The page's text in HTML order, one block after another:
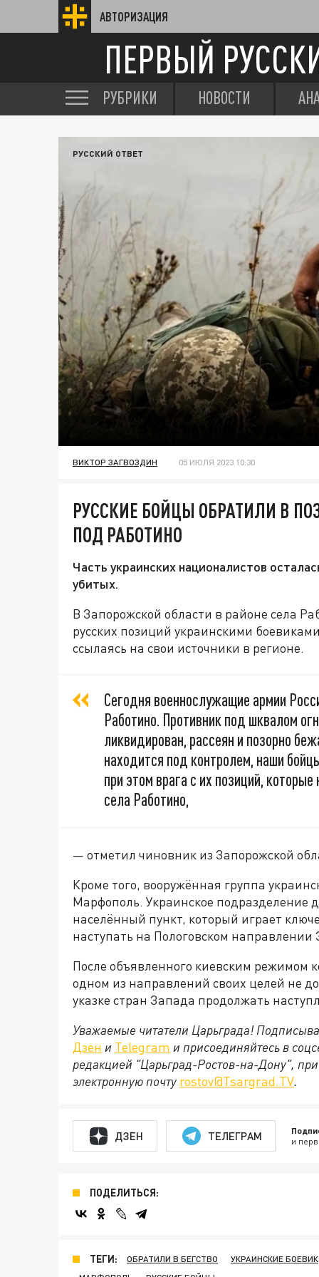
АВТОРИЗАЦИЯ
ПЕРВЫЙ
РУБРИКИ НОВОСТИ
РУССКИЙ ОТВЕТ
ВИКТОР ЗАГВОЗДИН 05 ИЮЛЯ 2023 10:30
РУССКИЕ БОЙЦЫ ОБРАТИЛИ В
ПОД РАБОТИНО
Часть украинских националистов
убитых.
В Запорожской области в районе села
русских позиций украинскими
ссылаясь на свои источники в регионе.
Сегодня военнослужащие армии
Работино. Противник под шквалом
ликвидирован, рассеян и позорно
находится под контролем, наши
при этом врага с их позиций,
села Работино,
— отметил чиновник из Запорожской
Кроме того, вооружённая группа
Марфополь. Украинское подразделение
населённый пункт, который играет
наступать на Пологовском направлении
После объявленного киевским режимом
одном из направлений своих целей не
указке стран Запада продолжать
Уважаемые читатели Царьграда!
Дзен и Telegram и присоединяйтесь в
редакцией "Царьград-Ростов-на-Дону",
электронную почту rostov@Tsargrad.ТV.
ДЗЕН ТЕЛЕГРАМ и
ПОДЕЛИТЬСЯ:
ТЕГИ: ОБРАТИЛИ В БЕГСТВО УКРАИНСКИЕ БОЕВИК